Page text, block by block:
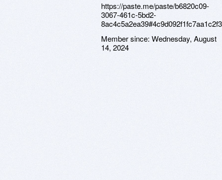
https://paste.me/paste/b6820c09-
3067-461c-5bd2-
Member since: Wednesday, August
14, 2024